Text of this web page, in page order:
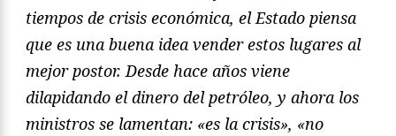
tiempos de crisis económica, el Estado piensa
que es una buena idea vender estos lugares al
mejor postor. Desde hace años viene
dilapidando el dinero del petróleo, y ahora los
ministros se lamentan: «es la crisis», «no